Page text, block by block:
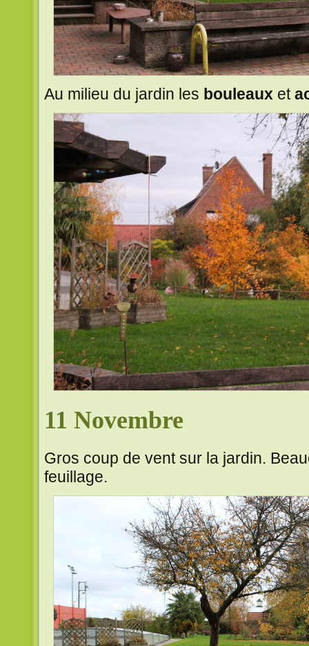
Au milieu du jardin les bouleaux et
11 Novembre
Gros coup de vent sur la jardin.
feuillage.